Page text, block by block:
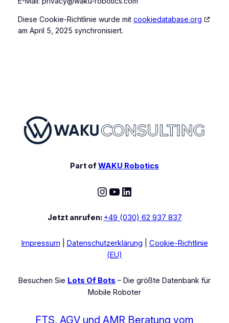
Diese Cookie-Richtlinie wurde mit cookiedatabase.org
am April 5, 2025 synchronisiert.
Part ofWAKU Robotics
Instagram
YouTube
LinkedIn
Jetzt anrufen: +49 (030) 62 937 837
Impressum Datenschutzerklärung
Cookie-Richtlinie
(EU)
Besuchen Sie Lots Of Bots – Die größte Datenbank für
Mobile Roboter
FTS, AGV und AMR Beratung vom